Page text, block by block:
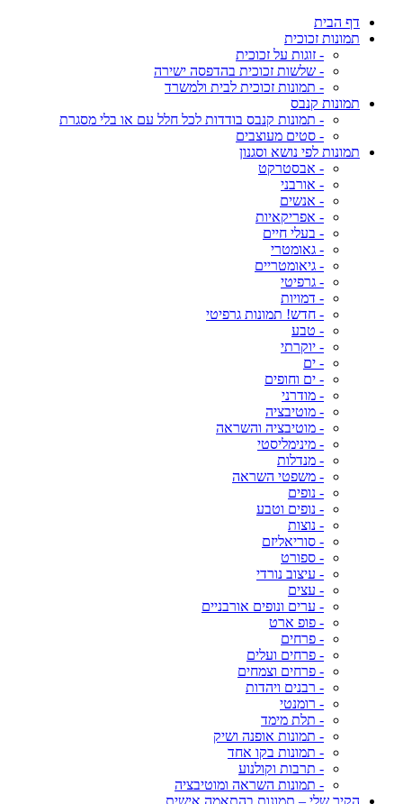
דף הבית
תמונות זכוכית
- זוגות על זכוכית
- שלשות זכוכית בהדפסה ישירה
- תמונות זכוכית לבית ולמשרד
תמונות קנבס
- תמונות קנבס בודדות לכל חלל עם או בלי מסגרת
- סטים מעוצבים
תמונות לפי נושא וסגנון
- אבסטרקט
- אורבני
- אנשים
- אפריקאיות
- בעלי חיים
- גאומטרי
- גיאומטריים
- גרפיטי
- דמויות
- חדש! תמונות גרפיטי
- טבע
- יוקרתי
- ים
- ים וחופים
- מודרני
- מוטיבציה
- מוטיבציה והשראה
- מינימליסטי
- מנדלות
- משפטי השראה
- נופים
- נופים וטבע
- נוצות
- סוריאליזם
- ספורט
- עיצוב נורדי
- עצים
- ערים ונופים אורבניים
- פופ ארט
- פרחים
- פרחים ועלים
- פרחים וצמחים
- רבנים ויהדות
- רומנטי
- תלת מימד
- תמונות אופנה ושיק
- תמונות בקו אחד
- תרבות וקולנוע
- תמונות השראה ומוטיבציה
הקיר שלי – תמונות בהתאמה אישית